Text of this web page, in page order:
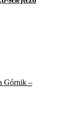
Górnik –